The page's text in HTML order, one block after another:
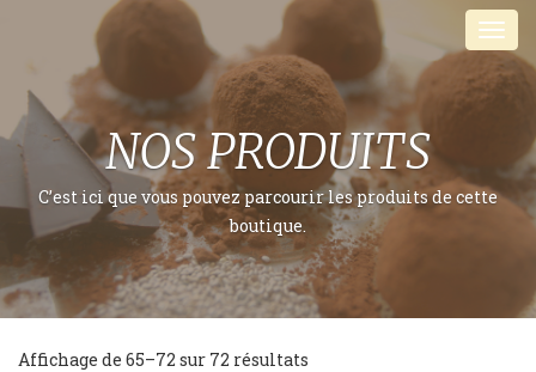
NOS PRODUITS
C’est ici que vous pouvez parcourir les produits de cette
boutique.
Affichage de 65–72 sur 72 résultats